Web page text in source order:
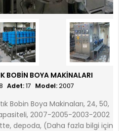
BOBIN BOYA MAKINALARI
Adet:17 Model:2007
Bobin Boya Makinaları, 24, 50,
2007-2005-2003-2002
depoda, (Daha fazla bilgi için